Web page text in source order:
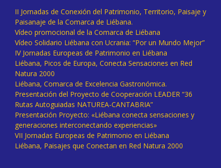
II Jornadas de Conexión del Patrimonio, Territorio, Paisaje y
Paisanaje de la Comarca de Liébana.
Vídeo promocional de la Comarca de Liébana
Vídeo Solidario Liébana con Ucrania: “Por un Mundo Mejor”
IV Jornadas Europeas de Patrimonio en Liébana
Liébana, Picos de Europa, Conecta Sensaciones en Red
Natura 2000
Liébana, Comarca de Excelencia Gastronómica.
Presentación del Proyecto de Cooperación LEADER “36
Rutas Autoguiadas NATUREA-CANTABRIA”
Presentación Proyecto: «Liébana conecta sensaciones y
generaciones interconectando experiencias»
VII Jornadas Europeas de Patrimonio en Liébana
Liébana, Paisajes que Conectan en Red Natura 2000